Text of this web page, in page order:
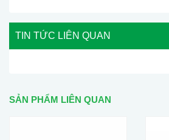
TIN TỨC LIÊN QUAN
SẢN PHẨM LIÊN QUAN